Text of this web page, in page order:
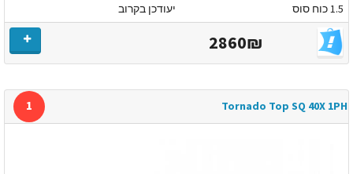
1.5 כוח סוס
יעודכן בקרוב
2860₪
Tornado Top SQ 40X 1PH
1